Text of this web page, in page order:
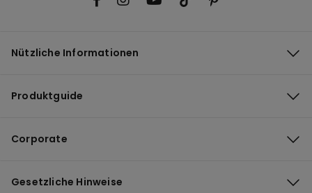
Nützliche Informationen
Produktguide
Corporate
Gesetzliche Hinweise